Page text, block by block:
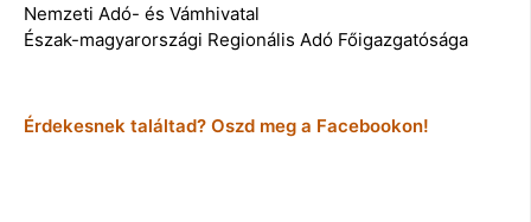
Nemzeti Adó- és Vámhivatal
Észak-magyarországi Regionális Adó Főigazgatósága
Érdekesnek találtad? Oszd meg a Facebookon!